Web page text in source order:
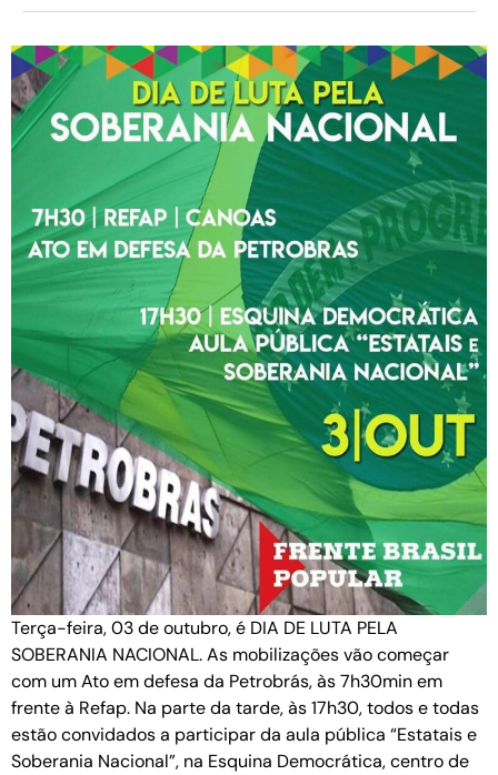
Terça-feira, 03 de outubro, é DIA DE LUTA PELA
SOBERANIA NACIONAL. As mobilizações vão começar
com um Ato em defesa da Petrobrás, às 7h30min em
frente à Refap. Na parte da tarde, às 17h30, todos e todas
estão convidados a participar da aula pública “Estatais e
Soberania Nacional”, na Esquina Democrática, centro de